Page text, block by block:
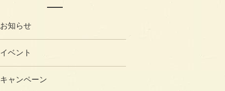
お知らせ
イベント
キャンペーン